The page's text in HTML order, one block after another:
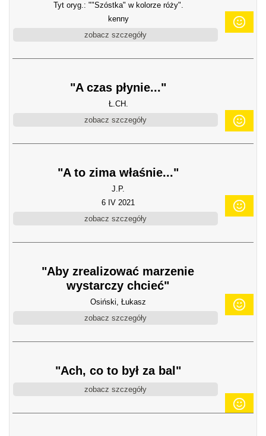
Tyt oryg.: ""Szóstka" w kolorze róży".
kenny
zobacz szczegóły
"A czas płynie..."
Ł.CH.
zobacz szczegóły
"A to zima właśnie..."
J.P.
6 IV 2021
zobacz szczegóły
"Aby zrealizować marzenie
wystarczy chcieć"
Osiński, Łukasz
zobacz szczegóły
"Ach, co to był za bal"
zobacz szczegóły